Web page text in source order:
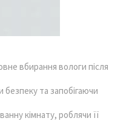
вбирання вологи після
та запобігаючи
кімнату, роблячи її